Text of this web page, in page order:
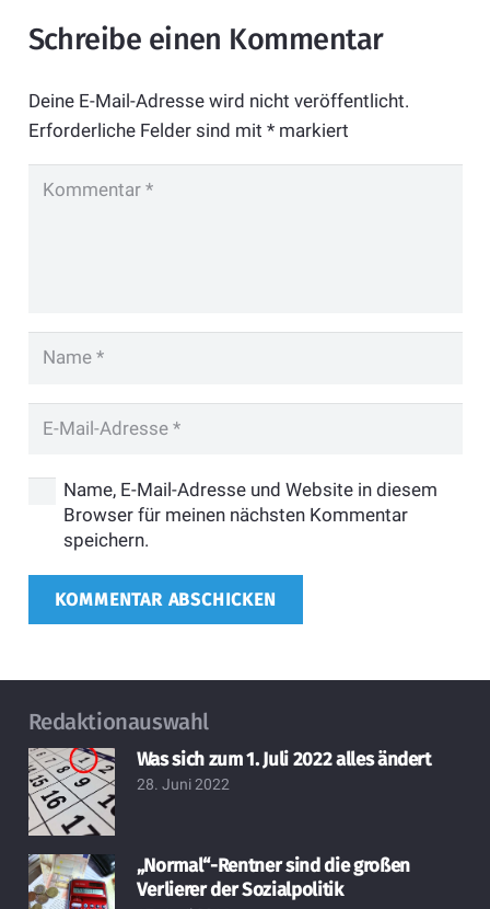
Schreibe einen Kommentar
Deine E-Mail-Adresse wird nicht veröffentlicht.
Erforderliche Felder sind mit *markiert
Name, E-Mail-Adresse und Website in diesem
Browser für meinen nächsten Kommentar
speichern.
KOMMENTAR ABSCHICKEN
Redaktionauswahl
Was sich zum 1. Juli 2022 alles ändert
28. Juni 2022
„Normal“-Rentner sind die großen
Verlierer der Sozialpolitik